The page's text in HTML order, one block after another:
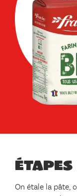
On étale la pâte,